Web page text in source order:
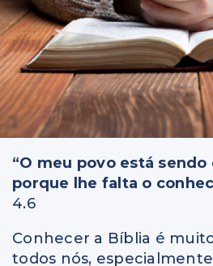
“O meu povo está
porque lhe falta o
4.6
Conhecer a Bíblia é
todos nós,